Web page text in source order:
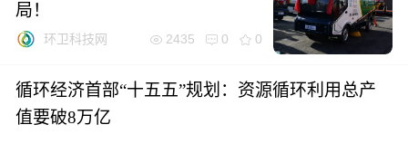
局！
环卫科技网 2435 0 0
循环经济首部“十五五”规划：资源循环利用总产
值要破8万亿